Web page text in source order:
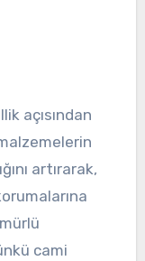
artırarak,
cami